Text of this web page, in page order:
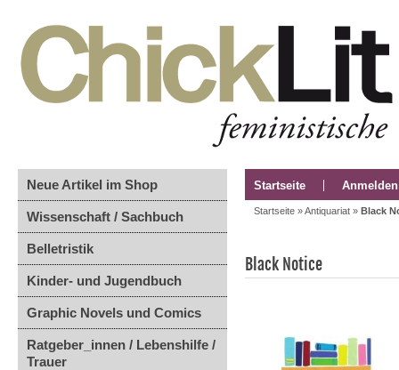
Neue Artikel im Shop
Wissenschaft / Sachbuch
Belletristik
Kinder- und Jugendbuch
Graphic Novels und Comics
Ratgeber_innen / Lebenshilfe /
Trauer
Startseite Anmelden
Startseite »Antiquariat » Black
Black Notice